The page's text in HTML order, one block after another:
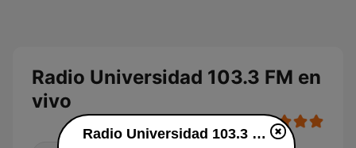
Radio Universidad 103.3 FM en
vivo
Radio Universidad 103.3 FM en vivo